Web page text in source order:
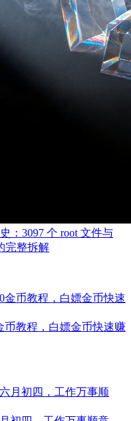
：3097 个 root 文件与
完整拆解
币教程，白嫖金币快速赚